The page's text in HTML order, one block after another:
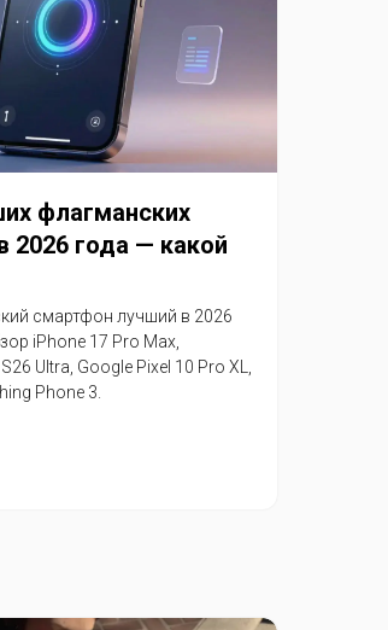
флагманских
2026 года — какой
смартфон лучший в 2026
iPhone 17 Pro Max,
Ultra, Google Pixel 10 Pro XL,
Phone 3.